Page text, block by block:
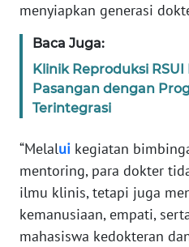
menyiapkan generasi
Baca Juga:
Klinik Reproduksi
Pasangan dengan
Terintegrasi
“Melalui kegiatan
mentoring, para dokter
ilmu klinis, tetapi juga
kemanusiaan, empati,
mahasiswa kedokteran
TENTANG
PEDOMAN
MEDIA
SIBER
REDAKSI
KARIR
DISCLAIMER